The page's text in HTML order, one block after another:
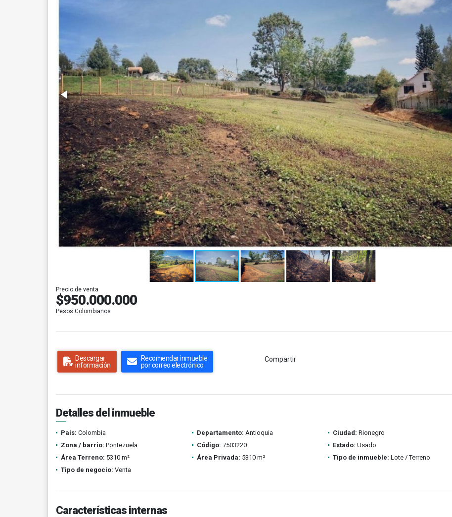
Precio de venta
$950.000.000
Pesos Colombianos
Descargar
información
Recomendar inmueble
por correo electrónico
Compartir
Detalles del inmueble
País: Colombia Departamento: Antioquia Ciudad: Rionegro
Zona / barrio: Pontezuela Código: 7503220 Estado: Usado
Área Terreno: 5310 m² Área Privada: 5310 m² Tipo de inmueble: Lote / Terreno
Tipo de negocio: Venta
Características internas